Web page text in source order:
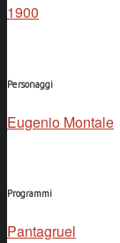
1900
Personaggi
Eugenio Montale
Programmi
Pantagruel